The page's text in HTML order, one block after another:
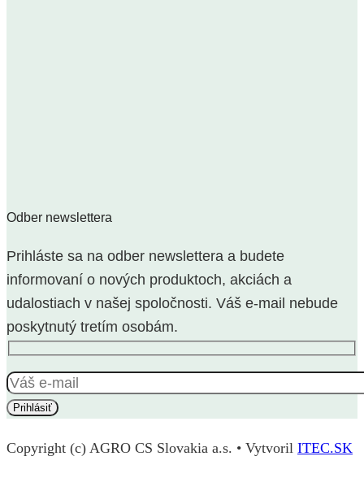
Odber newslettera
Prihláste sa na odber newslettera a budete
informovaní o nových produktoch, akciách a
udalostiach v našej spoločnosti. Váš e-mail nebude
poskytnutý tretím osobám.
Copyright (c) AGRO CS Slovakia a.s. • Vytvoril ITEC.SK